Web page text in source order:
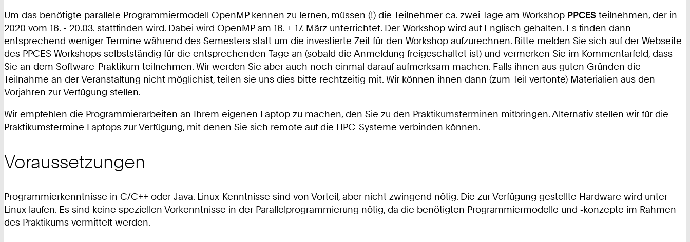
Um das benötigte parallele Programmiermodell OpenMP kennen zu lernen, müssen (!) die Teilnehmer ca. zwei Tage am Workshop PPCES teilnehmen, der in
2020 vom 16. - 20.03. stattfinden wird. Dabei wird OpenMP am 16. + 17. März unterrichtet. Der Workshop wird auf Englisch gehalten. Es finden dann
entsprechend weniger Termine während des Semesters statt um die investierte Zeit für den Workshop aufzurechnen. Bitte melden Sie sich auf der Webseite
des PPCES Workshops selbstständig für die entsprechenden Tage an (sobald die Anmeldung freigeschaltet ist) und vermerken Sie im Kommentarfeld, dass
Sie an dem Software-Praktikum teilnehmen. Wir werden Sie aber auch noch einmal darauf aufmerksam machen. Falls ihnen aus guten Gründen die
Teilnahme an der Veranstaltung nicht möglichist, teilen sie uns dies bitte rechtzeitig mit. Wir können ihnen dann (zum Teil vertonte) Materialien aus den
Vorjahren zur Verfügung stellen.
Wir empfehlen die Programmierarbeiten an Ihrem eigenen Laptop zu machen, den Sie zu den Praktikumsterminen mitbringen. Alternativ stellen wir für die
Praktikumstermine Laptops zur Verfügung, mit denen Sie sich remote auf die HPC-Systeme verbinden können.
Voraussetzungen
Programmierkenntnisse in C/C++ oder Java. Linux-Kenntnisse sind von Vorteil, aber nicht zwingend nötig. Die zur Verfügung gestellte Hardware wird unter
Linux laufen. Es sind keine speziellen Vorkenntnisse in der Parallelprogrammierung nötig, da die benötigten Programmiermodelle und ‑konzepte im Rahmen
des Praktikums vermittelt werden.